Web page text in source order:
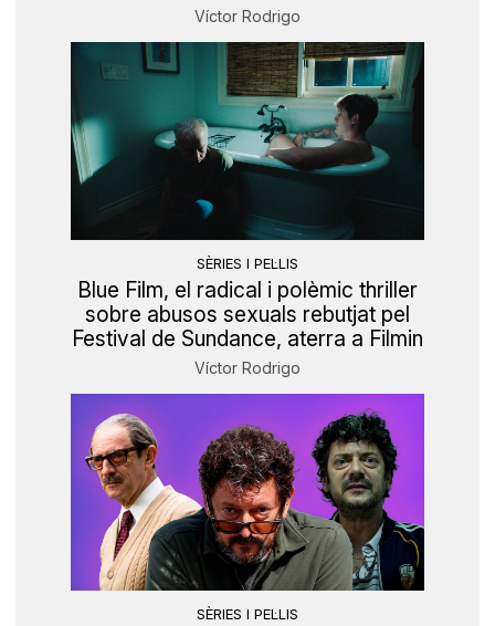
Víctor Rodrigo
SÈRIES I PEL·LIS
Blue Film, el radical i polèmic thriller
sobre abusos sexuals rebutjat pel
Festival de Sundance, aterra a Filmin
Víctor Rodrigo
SÈRIES I PEL·LIS